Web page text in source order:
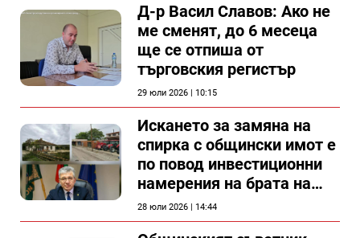
Д-р Васил Славов: Ако не
ме сменят, до 6 месеца
ще се отпиша от
търговския регистър
29 юли 2026 | 10:15
Искането за замяна на
спирка с общински имот е
по повод инвестиционни
намерения на брата на
председателя на
Общински съвет Силистра
28 юли 2026 | 14:44